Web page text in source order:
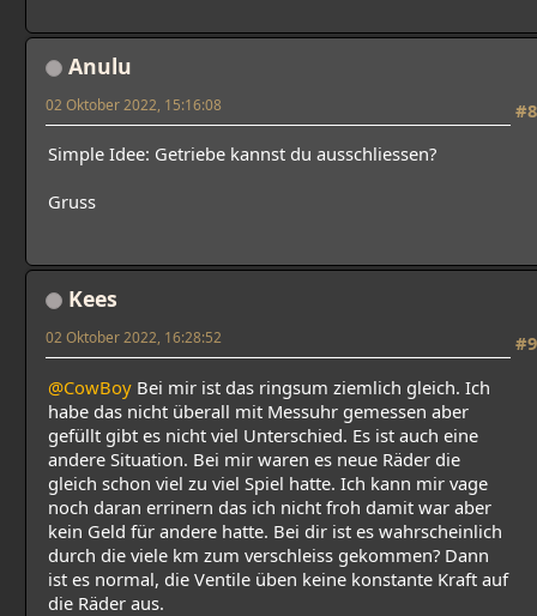
Anulu
#8
02 Oktober 2022, 15:16:08
Simple Idee: Getriebe kannst du ausschliessen?
Gruss
Kees
#9
02 Oktober 2022, 16:28:52
@CowBoy Bei mir ist das ringsum ziemlich gleich. Ich
habe das nicht überall mit Messuhr gemessen aber
gefüllt gibt es nicht viel Unterschied. Es ist auch eine
andere Situation. Bei mir waren es neue Räder die
gleich schon viel zu viel Spiel hatte. Ich kann mir vage
noch daran errinern das ich nicht froh damit war aber
kein Geld für andere hatte. Bei dir ist es wahrscheinlich
durch die viele km zum verschleiss gekommen? Dann
ist es normal, die Ventile üben keine konstante Kraft auf
die Räder aus.